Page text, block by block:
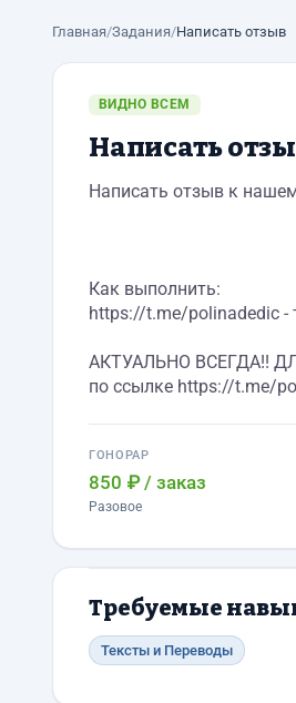
Главная/Задания/Написать отзыв
ВИДНО ВСЕМ
Написать
Написать отзыв к
Как выполнить:
https://t.me/polinadedic -
АКТУАЛЬНО ВСЕГДА!!
по ссылке https://t.me/
ГОНОРАР
850 ₽ / заказ
Разовое
Требуемые
Тексты и Переводы